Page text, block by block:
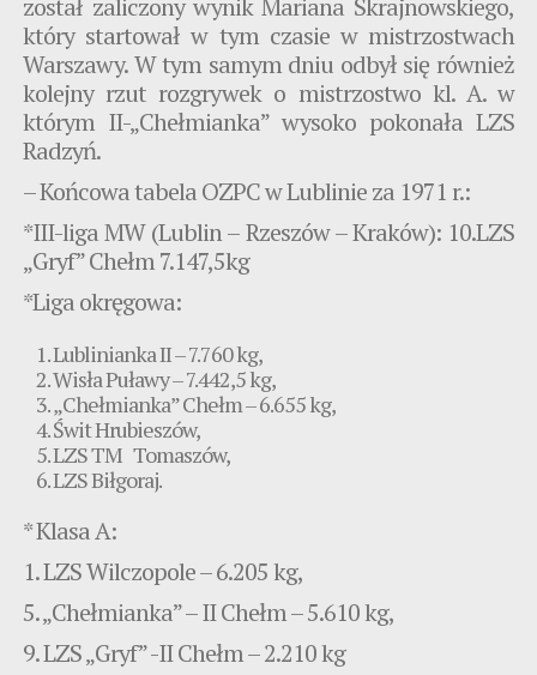
który startował w tym czasie w mistrzostwach
Warszawy. W tym samym dniu odbył się również
kolejny rzut rozgrywek o mistrzostwo kl. A. w
którym II-„Chełmianka” wysoko pokonała LZS
Radzyń.
– Końcowa tabela OZPC w Lublinie za 1971 r.:
*III-liga MW (Lublin – Rzeszów – Kraków): 10.LZS
„Gryf” Chełm 7.147,5kg
*Liga okręgowa:
Lublinianka II – 7.760 kg,
Wisła Puławy – 7.442,5 kg,
„Chełmianka” Chełm – 6.655 kg,
Świt Hrubieszów,
LZS TM Tomaszów,
LZS Biłgoraj.
* Klasa A:
1. LZS Wilczopole – 6.205 kg,
5. „Chełmianka” – II Chełm – 5.610 kg,
9. LZS „Gryf” -II Chełm – 2.210 kg